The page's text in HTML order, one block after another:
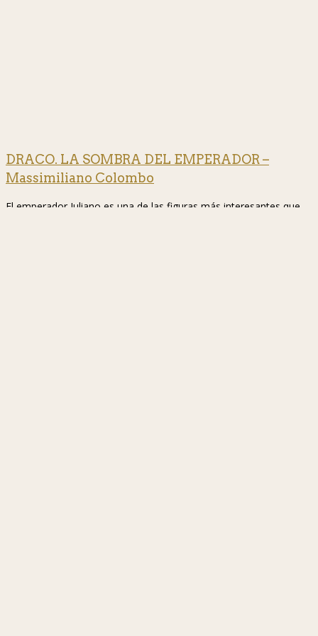
DRACO. LA SOMBRA DEL EMPERADOR –
Massimiliano Colombo
El emperador Juliano es una de las figuras más interesantes que